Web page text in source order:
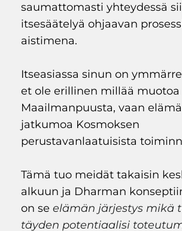
saumattomasti yhteydessä
itsesäätelyä ohjaavan
aistimena.
Itseasiassa sinun on
et ole erillinen millää muotoa
Maailmanpuusta, vaan
jatkumoa Kosmoksen
perustavanlaatuisista
Tämä tuo meidät takaisin
alkuun ja Dharman
on se elämän järjestys mikä
täyden potentiaalisi